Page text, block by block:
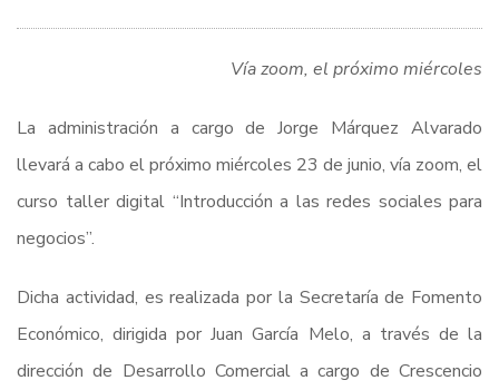
Vía zoom, el próximo miércoles
La administración a cargo de Jorge Márquez Alvarado
llevará a cabo el próximo miércoles 23 de junio, vía zoom, el
curso taller digital “Introducción a las redes sociales para
negocios”.
Dicha actividad, es realizada por la Secretaría de Fomento
Económico, dirigida por Juan García Melo, a través de la
dirección de Desarrollo Comercial a cargo de Crescencio